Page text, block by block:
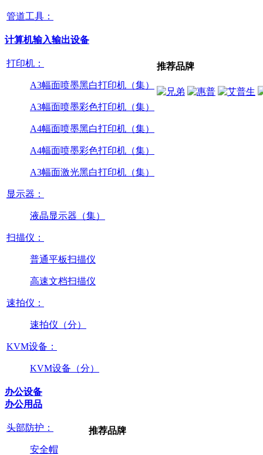
管道工具：
计算机输入输出设备
打印机：
A3幅面喷墨黑白打印机（集）
A3幅面喷墨彩色打印机（集）
A4幅面喷墨黑白打印机（集）
A4幅面喷墨彩色打印机（集）
A3幅面激光黑白打印机（集）
显示器：
液晶显示器（集）
扫描仪：
普通平板扫描仪
高速文档扫描仪
速拍仪：
速拍仪（分）
KVM设备：
KVM设备（分）
推荐品牌
办公设备
办公用品
头部防护：
安全帽
推荐品牌